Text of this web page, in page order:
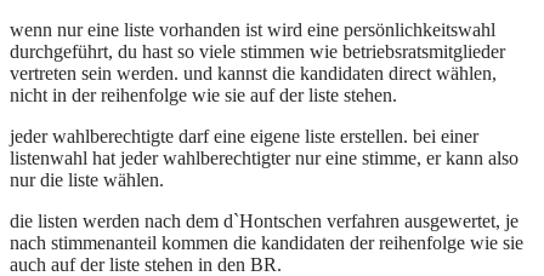
wenn nur eine liste vorhanden ist wird eine persönlichkeitswahl
durchgeführt, du hast so viele stimmen wie betriebsratsmitglieder
vertreten sein werden. und kannst die kandidaten direct wählen,
nicht in der reihenfolge wie sie auf der liste stehen.
jeder wahlberechtigte darf eine eigene liste erstellen. bei einer
listenwahl hat jeder wahlberechtigter nur eine stimme, er kann also
nur die liste wählen.
die listen werden nach dem d`Hontschen verfahren ausgewertet, je
nach stimmenanteil kommen die kandidaten der reihenfolge wie sie
auch auf der liste stehen in den BR.